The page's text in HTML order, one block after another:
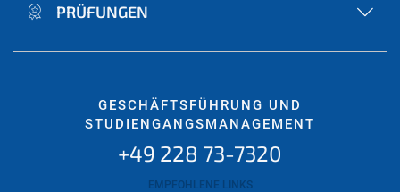
PRÜFUNGEN
GESCHÄFTSFÜHRUNG UND
STUDIENGANGSMANAGEMENT
+49 228 73-7320
EMPFOHLENE LINKS